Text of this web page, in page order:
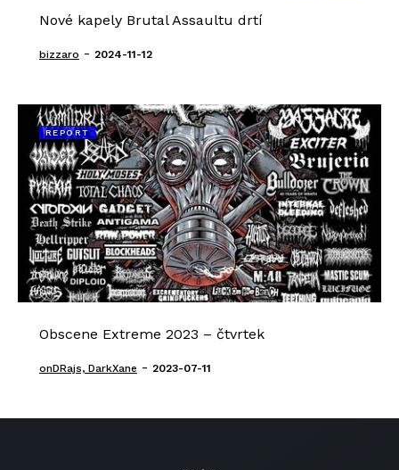
Nové kapely Brutal Assaultu drtí
bizzaro - 2024-11-12
REPORT
Obscene Extreme 2023 – čtvrtek
onDRajs, DarkXane - 2023-07-11